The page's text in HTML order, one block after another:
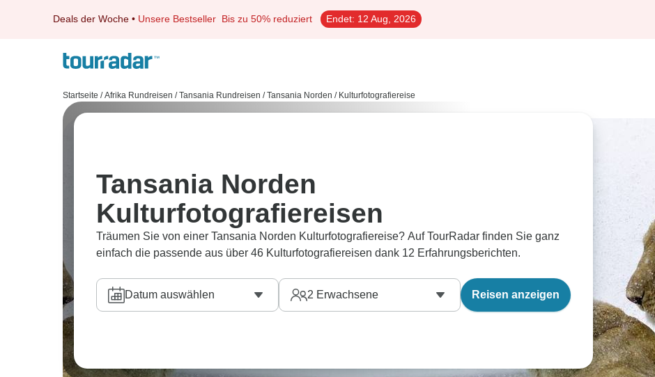
Deals der Woche • Unsere Bestseller Bis zu 50% reduziert Endet: 12 Aug, 2026
Startseite / Afrika Rundreisen / Tansania Rundreisen / Tansania Norden / Kulturfotografiereise
Tansania Norden
Kulturfotografiereisen
Träumen Sie von einer Tansania Norden Kulturfotografiereise? Auf TourRadar finden Sie ganz
einfach die passende aus über 46 Kulturfotografiereisen dank 12 Erfahrungsberichten.
Datum auswählen 2 Erwachsene Reisen anzeigen